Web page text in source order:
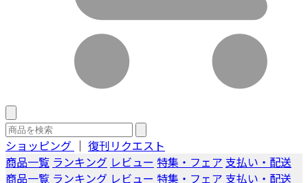
ショッピング ｜ 復刊リクエスト
商品一覧 ランキング レビュー 特集・フェア 支払い・配送
商品一覧 ランキング レビュー 特集・フェア 支払い・配送